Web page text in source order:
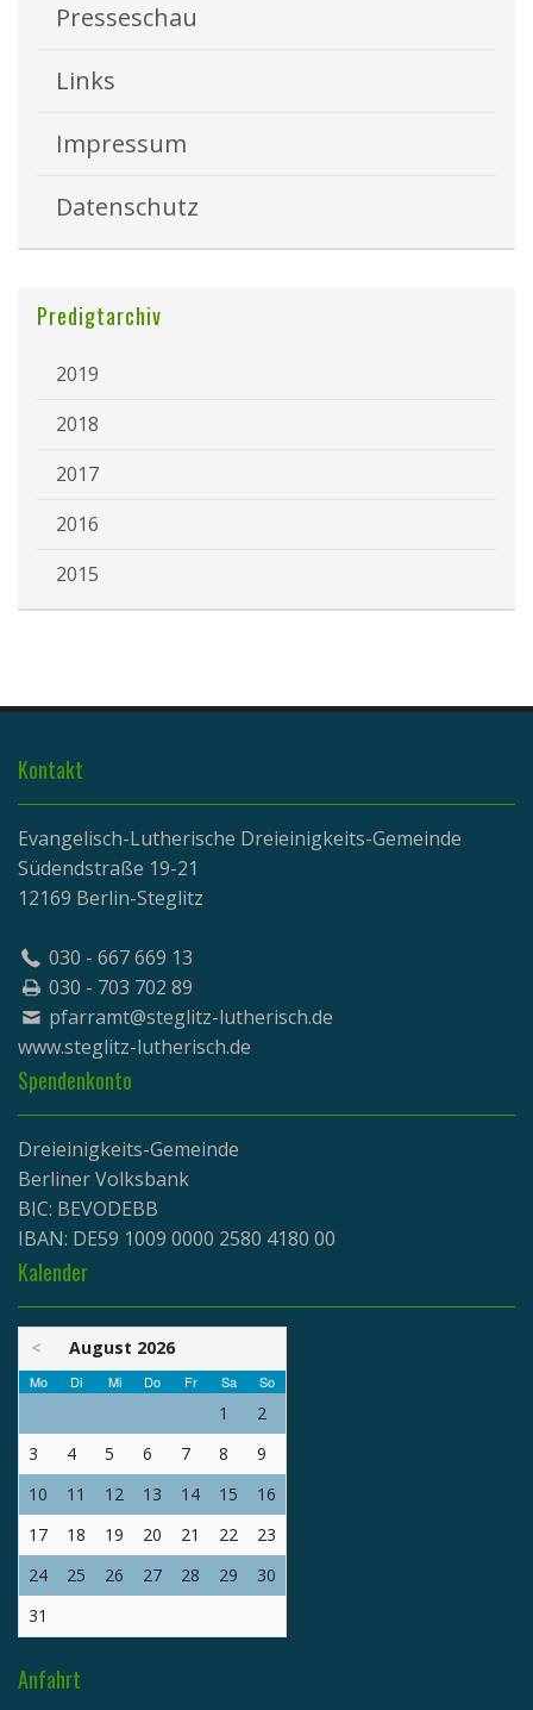
Presseschau
Links
Impressum
Datenschutz
Predigtarchiv
2019
2018
2017
2016
2015
Kontakt
Evangelisch-Lutherische Dreieinigkeits-Gemeinde
Südendstraße 19-21
12169 Berlin-Steglitz
030 - 667 669 13
030 - 703 702 89
pfarramt@steglitz-lutherisch.de
www.steglitz-lutherisch.de
Spendenkonto
Dreieinigkeits-Gemeinde
Berliner Volksbank
BIC: BEVODEBB
IBAN: DE59 1009 0000 2580 4180 00
Kalender
< August 2026
Mo Di Mi Do Fr Sa So
1
2
3
4 5 6 7 8
9
10
11 12 13 14 15
16
17
18 19 20 21 22
23
24
25 26 27 28 29
30
31
Anfahrt